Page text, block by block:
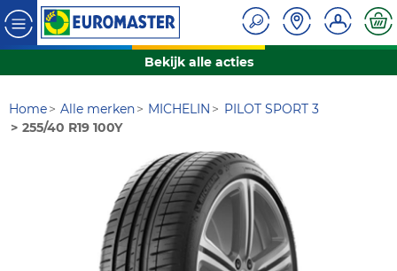
Bekijk alle acties
Home Alle merken MICHELIN
PILOT SPORT 3
255/40 R19 100Y